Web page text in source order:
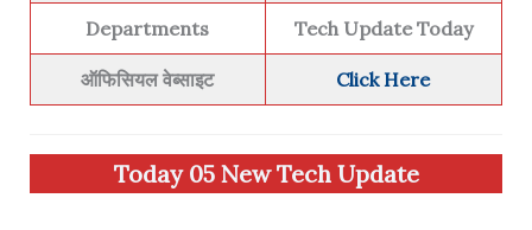
Departments Tech Update Today
ऑफिसियल वेब्साइट Click Here
Today 05 New Tech Update